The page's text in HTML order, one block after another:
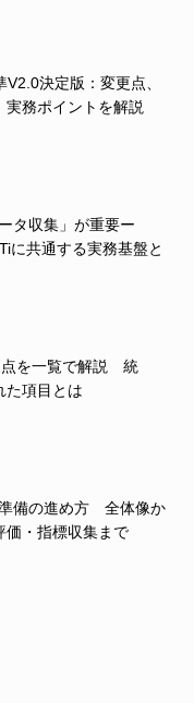
決定版：変更点、
務ポイントを解説
タ収集」が重要ー
に共通する実務基盤と
点を一覧で解説 統
た項目とは
備の進め方 全体像か
価・指標収集まで